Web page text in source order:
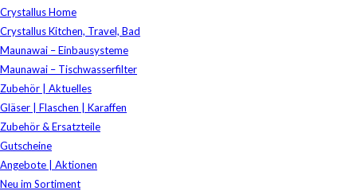
Crystallus Home
Crystallus Kitchen, Travel, Bad
Maunawai – Einbausysteme
Maunawai – Tischwasserfilter
Zubehör | Aktuelles
Gläser | Flaschen | Karaffen
Zubehör & Ersatzteile
Gutscheine
Angebote | Aktionen
Neu im Sortiment